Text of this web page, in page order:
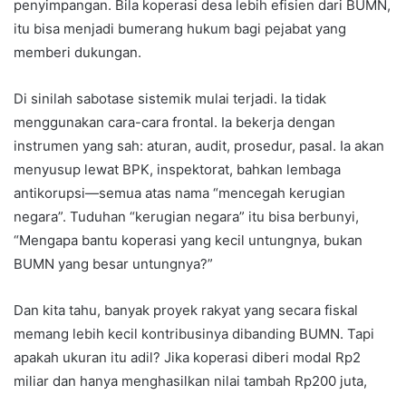
penyimpangan. Bila koperasi desa lebih efisien dari BUMN,
itu bisa menjadi bumerang hukum bagi pejabat yang
memberi dukungan.
Di sinilah sabotase sistemik mulai terjadi. Ia tidak
menggunakan cara-cara frontal. Ia bekerja dengan
instrumen yang sah: aturan, audit, prosedur, pasal. Ia akan
menyusup lewat BPK, inspektorat, bahkan lembaga
antikorupsi—semua atas nama “mencegah kerugian
negara”. Tuduhan “kerugian negara” itu bisa berbunyi,
“Mengapa bantu koperasi yang kecil untungnya, bukan
BUMN yang besar untungnya?”
Dan kita tahu, banyak proyek rakyat yang secara fiskal
memang lebih kecil kontribusinya dibanding BUMN. Tapi
apakah ukuran itu adil? Jika koperasi diberi modal Rp2
miliar dan hanya menghasilkan nilai tambah Rp200 juta,